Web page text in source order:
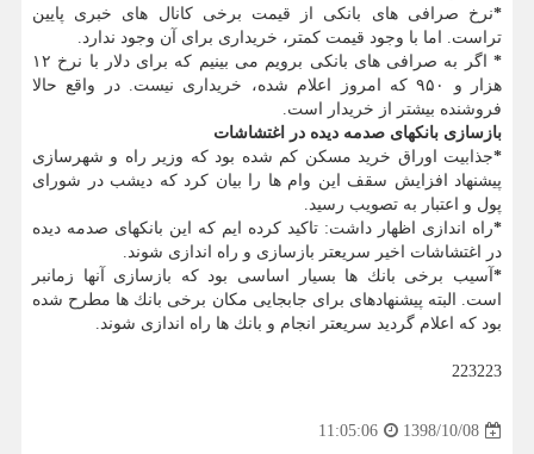
*نرخ صرافی های بانكی از قیمت برخی كانال های خبری پایین
تراست. اما با وجود قیمت كمتر، خریداری برای آن وجود ندارد.
*
اگر به صرافی های بانكی برویم می بینیم كه برای دلار با نرخ ۱۲
هزار و ۹۵۰ كه امروز اعلام شده، خریداری نیست. در واقع حالا
فروشنده بیشتر از خریدار است.
بازسازی بانكهای صدمه دیده در اغتشاشات
*جذابیت اوراق خرید مسكن كم شده بود كه وزیر راه و شهرسازی
پیشنهاد افزایش سقف این وام ها را بیان كرد كه دیشب در شورای
پول و اعتبار به تصویب رسید.
*راه اندازی اظهار داشت: تاكید كرده ایم كه این بانكهای صدمه دیده
در اغتشاشات اخیر سریعتر بازسازی و راه اندازی شوند.
*آسیب برخی بانك ها بسیار اساسی بود كه بازسازی آنها زمانبر
است. البته پیشنهادهای برای جابجایی مكان برخی بانك ها مطرح شده
بود كه اعلام گردید سریعتر انجام و بانك ها راه اندازی شوند.
223223
1398/10/08
11:05:06